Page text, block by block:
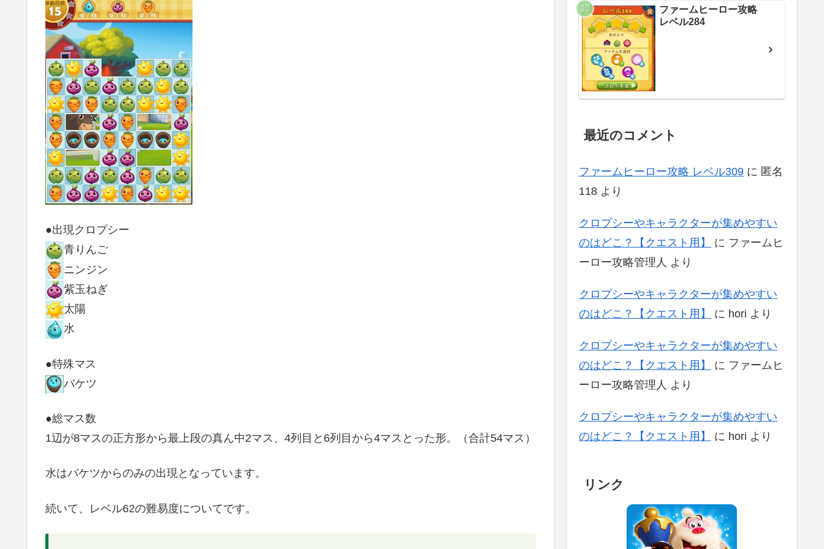
●出現クロプシー
青りんご
ニンジン
紫玉ねぎ
太陽
水
●特殊マス
バケツ
●総マス数
1辺が8マスの正方形から最上段の真ん中2マス、4列目と6列目から4マスとった形。（合計54マス）
水はバケツからのみの出現となっています。
続いて、レベル62の難易度についてです。
ファームヒーロー攻略
レベル284
最近のコメント
ファームヒーロー攻略 レベル309 に 匿名
118 より
クロプシーやキャラクターが集めやすい
のはどこ？【クエスト用】
に ファームヒ
ーロー攻略管理人 より
クロプシーやキャラクターが集めやすい
のはどこ？【クエスト用】
に hori より
クロプシーやキャラクターが集めやすい
のはどこ？【クエスト用】
に ファームヒ
ーロー攻略管理人 より
クロプシーやキャラクターが集めやすい
のはどこ？【クエスト用】
に hori より
リンク